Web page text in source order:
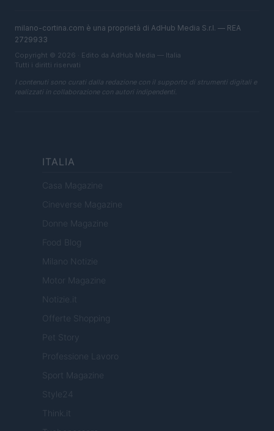
milano-cortina.com è una proprietà di AdHub Media S.r.l. — REA
2729933
Copyright © 2026 · Edito da AdHub Media — Italia
Tutti i diritti riservati
I contenuti sono curati dalla redazione con il supporto di strumenti digitali e
realizzati in collaborazione con autori indipendenti.
ITALIA
Casa Magazine
Cineverse Magazine
Donne Magazine
Food Blog
Milano Notizie
Motor Magazine
Notizie.it
Offerte Shopping
Pet Story
Professione Lavoro
Sport Magazine
Style24
Think.it